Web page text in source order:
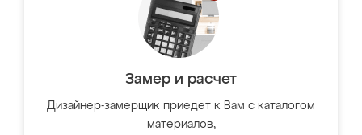
Замер и расчет
Дизайнер-замерщик приедет к Вам с каталогом
материалов,